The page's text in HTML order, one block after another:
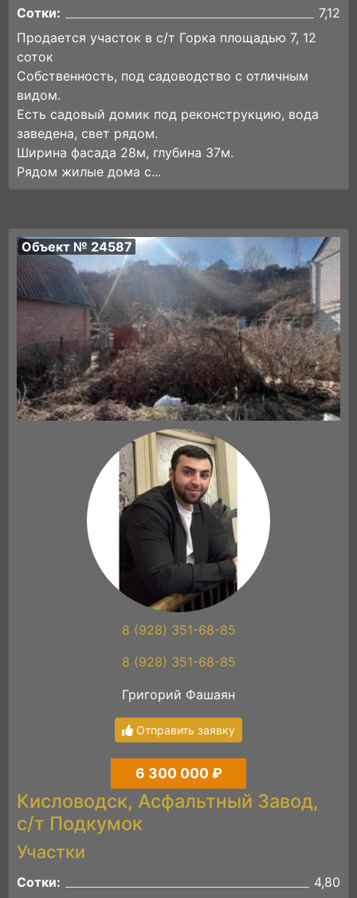
Сотки:
7,12
Продается участок в с/т Горка площадью 7, 12
соток
Собственность, под садоводство с отличным
видом.
Есть садовый домик под реконструкцию, вода
заведена, свет рядом.
Ширина фасада 28м, глубина 37м.
Рядом жилые дома с...
Объект № 24587
8 (928) 351-68-85
8 (928) 351-68-85
Григорий Фашаян
Отправить заявку
6 300 000 ₽
Кисловодск, Асфальтный Завод,
с/т Подкумок
Участки
Сотки: 4,80